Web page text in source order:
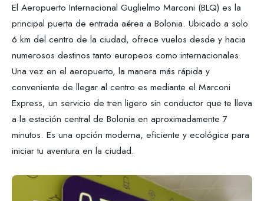
El Aeropuerto Internacional Guglielmo Marconi (BLQ) es la
principal puerta de entrada aérea a Bolonia. Ubicado a solo
6 km del centro de la ciudad, ofrece vuelos desde y hacia
numerosos destinos tanto europeos como internacionales.
Una vez en el aeropuerto, la manera más rápida y
conveniente de llegar al centro es mediante el Marconi
Express, un servicio de tren ligero sin conductor que te lleva
a la estación central de Bolonia en aproximadamente 7
minutos. Es una opción moderna, eficiente y ecológica para
iniciar tu aventura en la ciudad.